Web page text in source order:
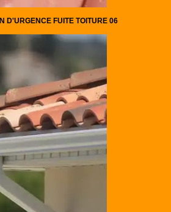
D'URGENCE FUITE TOITURE 06